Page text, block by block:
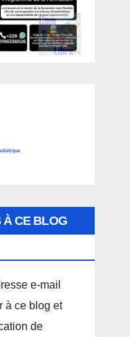
À CE BLOG
e-mail
à ce blog et
de